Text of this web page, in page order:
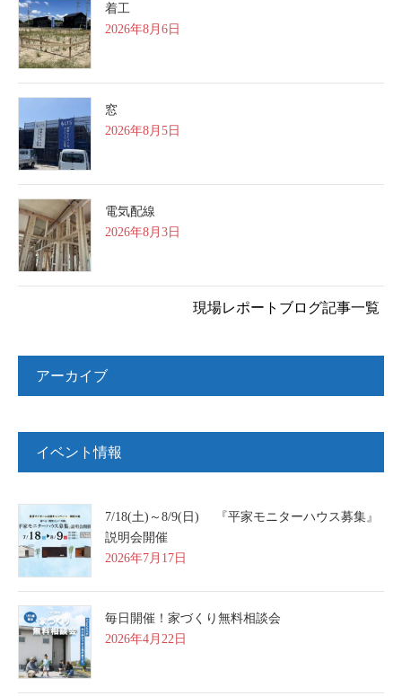
着工
2026年8月6日
窓
2026年8月5日
電気配線
2026年8月3日
現場レポートブログ記事一覧
アーカイブ
イベント情報
7/18(土)～8/9(日) 『平家モニターハウス募集』
説明会開催
2026年7月17日
毎日開催！家づくり無料相談会
2026年4月22日